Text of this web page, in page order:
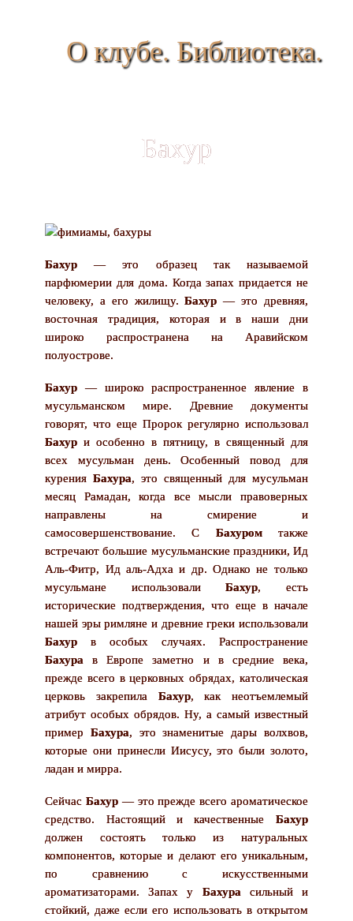
О клубе. Библиотека.
Бахур
Бахур — это образец так называемой
парфюмерии для дома. Когда запах придается не
человеку, а его жилищу.Бахур — это древняя,
восточная традиция, которая и в наши дни
широко распространена на Аравийском
полуострове.
Бахур — широко распространенное явление в
мусульманском мире. Древние документы
говорят, что еще Пророк регулярно использовал
Бахур и особенно в пятницу, в священный для
всех мусульман день. Особенный повод для
куренияБахура, это священный для мусульман
месяц Рамадан, когда все мысли правоверных
направлены на смирение и
самосовершенствование. С Бахуромтакже
встречают большие мусульманские праздники, Ид
Аль-Фитр, Ид аль-Адха и др. Однако не только
мусульмане использовалиБахур, есть
исторические подтверждения, что еще в начале
нашей эры римляне и древние греки использовали
Бахур в особых случаях. Распространение
Бахура в Европе заметно и в средние века,
прежде всего в церковных обрядах, католическая
церковь закрепила Бахур, как неотъемлемый
атрибут особых обрядов. Ну, а самый известный
пример Бахура, это знаменитые дары волхвов,
которые они принесли Иисусу, это были золото,
ладан и мирра.
Сейчас Бахур — это прежде всего ароматическое
средство. Настоящий и качественные Бахур
должен состоять только из натуральных
компонентов, которые и делают его уникальным,
по сравнению с искусственными
ароматизаторами. Запах у Бахура сильный и
стойкий, даже если его использовать в открытом